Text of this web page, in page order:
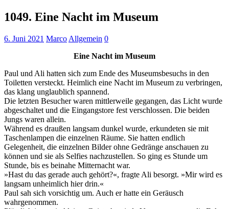
1049. Eine Nacht im Museum
6. Juni 2021 Marco Allgemein 0
Eine Nacht im Museum
Paul und Ali hatten sich zum Ende des Museumsbesuchs in den
Toiletten versteckt. Heimlich eine Nacht im Museum zu verbringen,
das klang unglaublich spannend.
Die letzten Besucher waren mittlerweile gegangen, das Licht wurde
abgeschaltet und die Eingangstore fest verschlossen. Die beiden
Jungs waren allein.
Während es draußen langsam dunkel wurde, erkundeten sie mit
Taschenlampen die einzelnen Räume. Sie hatten endlich
Gelegenheit, die einzelnen Bilder ohne Gedränge anschauen zu
können und sie als Selfies nachzustellen. So ging es Stunde um
Stunde, bis es beinahe Mitternacht war.
»Hast du das gerade auch gehört?«, fragte Ali besorgt. »Mir wird es
langsam unheimlich hier drin.«
Paul sah sich vorsichtig um. Auch er hatte ein Geräusch
wahrgenommen.